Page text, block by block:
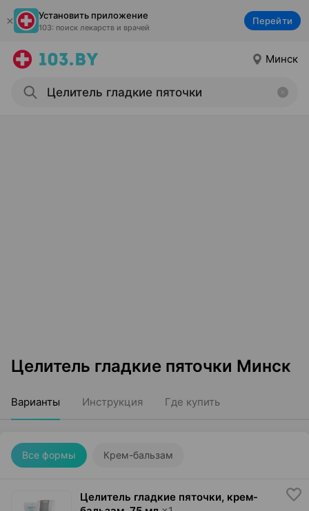
Установить приложение
103: поиск лекарств и врачей
Перейти
Минск
Целитель гладкие пяточки Минск
Варианты Инструкция Где купить
Все формы Крем-бальзам
Целитель гладкие пяточки, крем-